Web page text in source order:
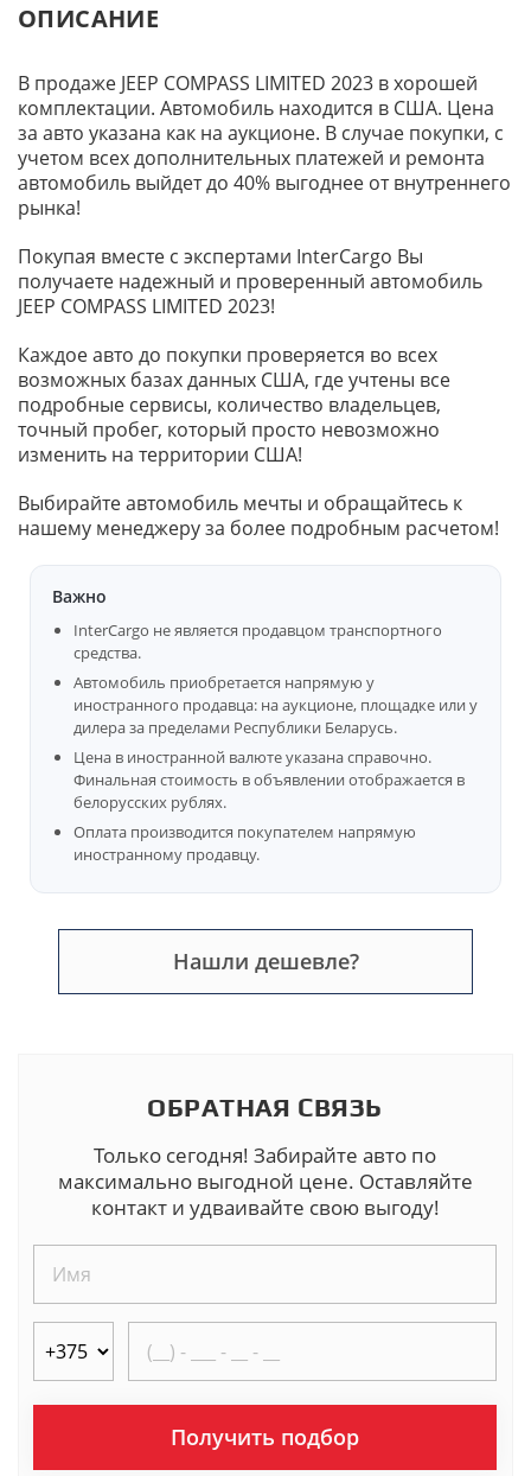
ОПИСАНИЕ
В продаже JEEP COMPASS LIMITED 2023 в хорошей
комплектации. Автомобиль находится в США. Цена
за авто указана как на аукционе. В случае покупки, с
учетом всех дополнительных платежей и ремонта
автомобиль выйдет до 40% выгоднее от внутреннего
рынка!
Покупая вместе с экспертами InterCargo Вы
получаете надежный и проверенный автомобиль
JEEP COMPASS LIMITED 2023!
Каждое авто до покупки проверяется во всех
возможных базах данных США, где учтены все
подробные сервисы, количество владельцев,
точный пробег, который просто невозможно
изменить на территории США!
Выбирайте автомобиль мечты и обращайтесь к
нашему менеджеру за более подробным расчетом!
Важно
InterCargo не является продавцом транспортного
средства.
Автомобиль приобретается напрямую у
иностранного продавца: на аукционе, площадке или у
дилера за пределами Республики Беларусь.
Цена в иностранной валюте указана справочно.
Финальная стоимость в объявлении отображается в
белорусских рублях.
Оплата производится покупателем напрямую
иностранному продавцу.
Нашли дешевле?
ОБРАТНАЯ СВЯЗЬ
Только сегодня! Забирайте авто по
максимально выгодной цене. Оставляйте
контакт и удваивайте свою выгоду!
Получить подбор